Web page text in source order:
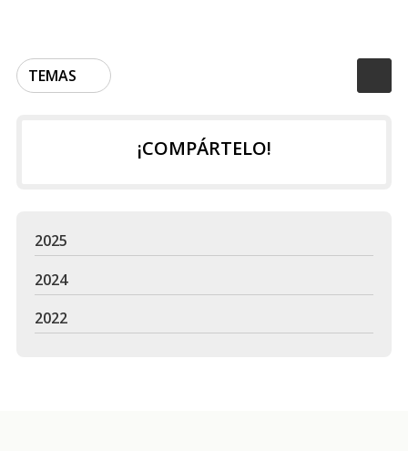
TEMAS
¡COMPÁRTELO!
2025
2024
2022